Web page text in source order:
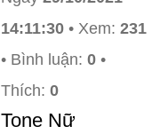
14:11:30 • Xem: 231
• Bình luận: 0 •
Thích: 0
Tone Nữ